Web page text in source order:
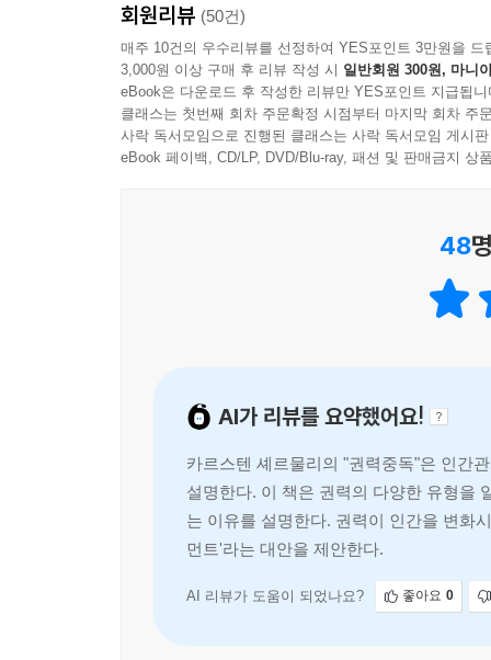
게 상사가 살짝 짜증 섞인 눈길만 줘도 그 사람은
지배 신호를 보냄으로써 우위를 점한다.
--- p.126
사람 사이의 관계에서 한쪽이 다른 쪽보다 관계
착하는 사람이 더 많은 권력을 갖게 된다. 사회학
용 따위에는 흔들리지 않아’라고 믿는 것은 착각
그 사람의 성격 탓이라고 단정해버리면서, 정작
력에 덜 휘둘릴 수는 있다. 하지만 그 영향력으로
력의 자리는 사람을 쉽 게 무장해제시키고 제어
의 핵심이다.
권력의 부작용은 중독에 그치지 않는다. 권력은
고정관념화하고 대상화하며, 충동성이 강해지고
경영진과 같은 기업의 실패 사례를 통해 권력이
주목할 만하다. 표면적으로는 권력 다툼에서 패
통제 기구가 권력을 잃었다. 결국 복귀한 그의 사
데 있다. 이 책은 심리학과 생물학, 특히 다양한
과학적으로 답하며 권력의 작동 방식을 해부한다.
《권력 중독》은 단순한 비판에 머무르지 않는
성찰해야 하는가, 조직은 어떻게 권력을 분산해
사회심리학자들은 인간관계를 지배하는 두 축
부족하다. 권력은 사람을 중독시키고 무너뜨릴
하다. 『권력중독』은 권력에 지배당하지 않고
책을 반드시 읽어야 할 이유가 여기에 있다.
회원리뷰 (50건)
매주 10건의 우수리뷰를 선정하여 YES포인트 3만원을 드
3,000원 이상 구매 후 리뷰 작성 시 일반회원 300원, 마니
eBook은 다운로드 후 작성한 리뷰만 YES포인트 지급됩니
클래스는 첫번째 회차 주문확정 시점부터 마지막 회차 주
사락 독서모임으로 진행된 클래스는 사락 독서모임 게시
eBook 페이백, CD/LP, DVD/Blu-ray, 패션 및 판매금지 상
48
AI가 리뷰를 요약했어요!
카르스텐 셰르물리의 "권력중독"은 인간
설명한다. 이 책은 권력의 다양한 유형을
는 이유를 설명한다. 권력이 인간을 변화
먼트'라는 대안을 제안한다.
AI 리뷰가 도움이 되었나요? 좋아요 0